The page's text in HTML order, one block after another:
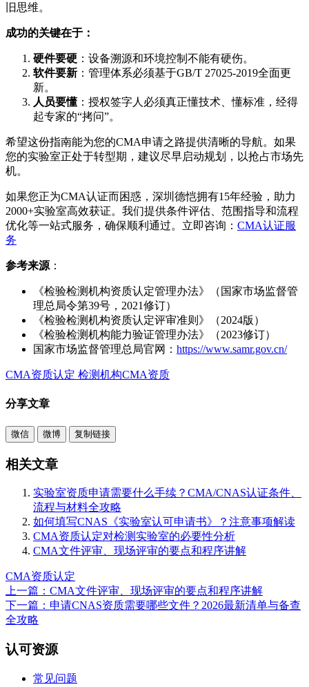
旧思维。
成功的关键在于：
硬件要硬 ：设备溯源和环境控制不能有硬伤。
软件要新 ：管理体系必须基于GB/T 27025-2019全面更
新。
人员要懂：授权签字人必须真正懂技术、懂标准，经得
起专家的“拷问”。
希望这份指南能为您的CMA申请之路提供清晰的导航。如果
您的实验室正处于转型期，建议尽早启动规划，以抢占市场先
机。
如果您正为CMA认证而困惑，深圳德恺拥有15年经验，助力
2000+实验室高效获证。我们提供条件评估、范围指导和流程
优化等一站式服务，确保顺利通过。立即咨询： CMA认证服
务
参考来源 ：
《检验检测机构资质认定管理办法》（国家市场监督管
理总局令第39号，2021修订）
《检验检测机构资质认定评审准则》（2024版）
《检验检测机构能力验证管理办法》（2023修订）
国家市场监督管理总局官网： https://www.samr.gov.cn/
CMA资质认定 检测机构CMA资质
分享文章
微信 微博 复制链接
相关文章
实验室资质申请需要什么手续？CMA/CNAS认证条件、
流程与材料全攻略
如何填写CNAS《实验室认可申请书》？注意事项解读
CMA资质认定对检测实验室的必要性分析
CMA文件评审、现场评审的要点和程序讲解
CMA资质认定
上一篇：CMA文件评审、现场评审的要点和程序讲解
下一篇：申请CNAS资质需要哪些文件？2026最新清单与备查
全攻略
认可资源
常见问题